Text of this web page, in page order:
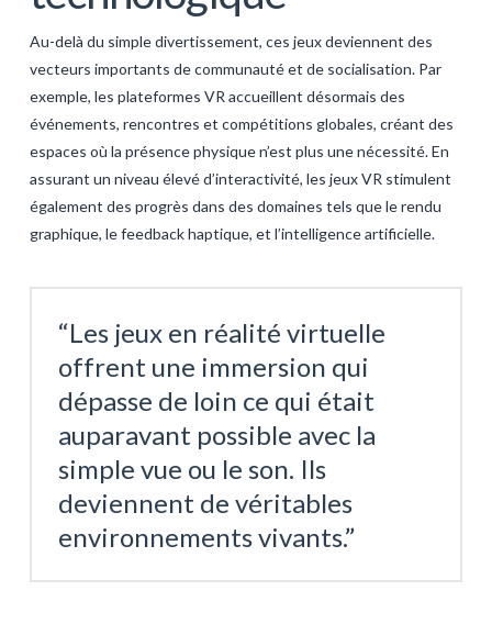
Au-delà du simple divertissement, ces jeux deviennent des
vecteurs importants de communauté et de socialisation. Par
exemple, les plateformes VR accueillent désormais des
événements, rencontres et compétitions globales, créant des
espaces où la présence physique n’est plus une nécessité. En
assurant un niveau élevé d’interactivité, les jeux VR stimulent
également des progrès dans des domaines tels que le rendu
graphique, le feedback haptique, et l’intelligence artificielle.
“Les jeux en réalité virtuelle
offrent une immersion qui
dépasse de loin ce qui était
auparavant possible avec la
simple vue ou le son. Ils
deviennent de véritables
environnements vivants.”